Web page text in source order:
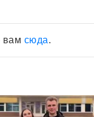
вам сюда.